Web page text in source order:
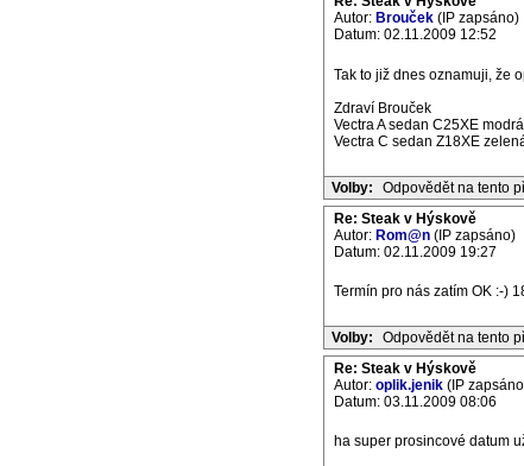
Autor: Brouček (IP zapsáno)
Datum: 02.11.2009 12:52
Tak to již dnes oznamuji, že
Zdraví Brouček
Vectra A sedan C25XE
Vectra C sedan Z18XE
Volby: Odpovědět na tento
Re: Steak v Hýskově
Autor: Rom@n (IP zapsáno)
Datum: 02.11.2009 19:27
Termín pro nás zatím OK :-)
Volby: Odpovědět na tento
Re: Steak v Hýskově
Autor: oplik.jenik (IP
Datum: 03.11.2009 08:06
ha super prosincové datum